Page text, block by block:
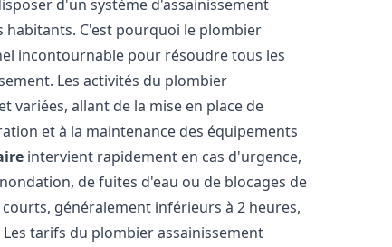
d'un système d'assainissement
habitants. C'est pourquoi le plombier
incontournable pour résoudre tous les
Les activités du plombier
variées, allant de la mise en place de
et à la maintenance des équipements
intervient rapidement en cas d'urgence,
de fuites d'eau ou de blocages de
généralement inférieurs à 2 heures,
tarifs du plombier assainissement